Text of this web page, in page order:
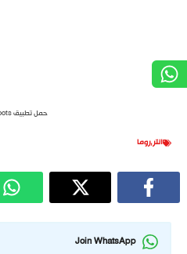
حمل تطبيق newspoots
انتر,روما
Join WhatsApp